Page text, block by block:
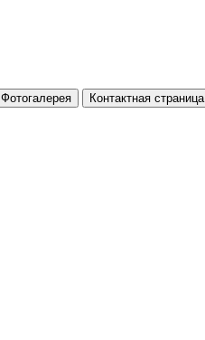
Фотогалерея Контактная страница